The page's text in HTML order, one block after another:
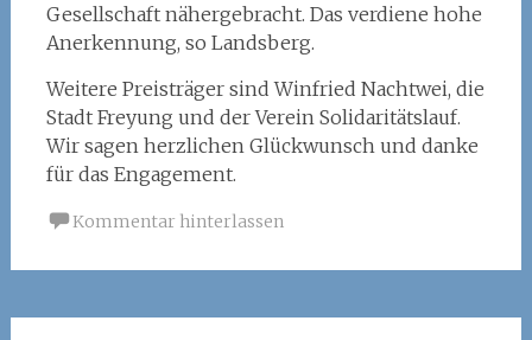
Gesellschaft nähergebracht. Das verdiene hohe
Anerkennung, so Landsberg.
Weitere Preisträger sind Winfried Nachtwei, die
Stadt Freyung und der Verein Solidaritätslauf.
Wir sagen herzlichen Glückwunsch und danke
für das Engagement.
Kommentar hinterlassen